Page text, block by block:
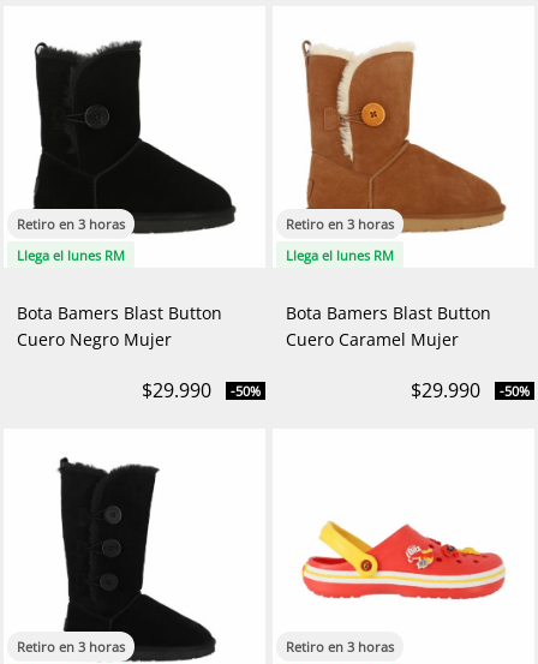
Retiro en 3 horas
Llega el lunes RM
Bota Bamers Blast Button
Cuero Negro Mujer
$29.990 -50%
Retiro en 3 horas
Llega el lunes RM
Bota Bamers Blast Button
Cuero Caramel Mujer
$29.990 -50%
Retiro en 3 horas
Retiro en 3 horas